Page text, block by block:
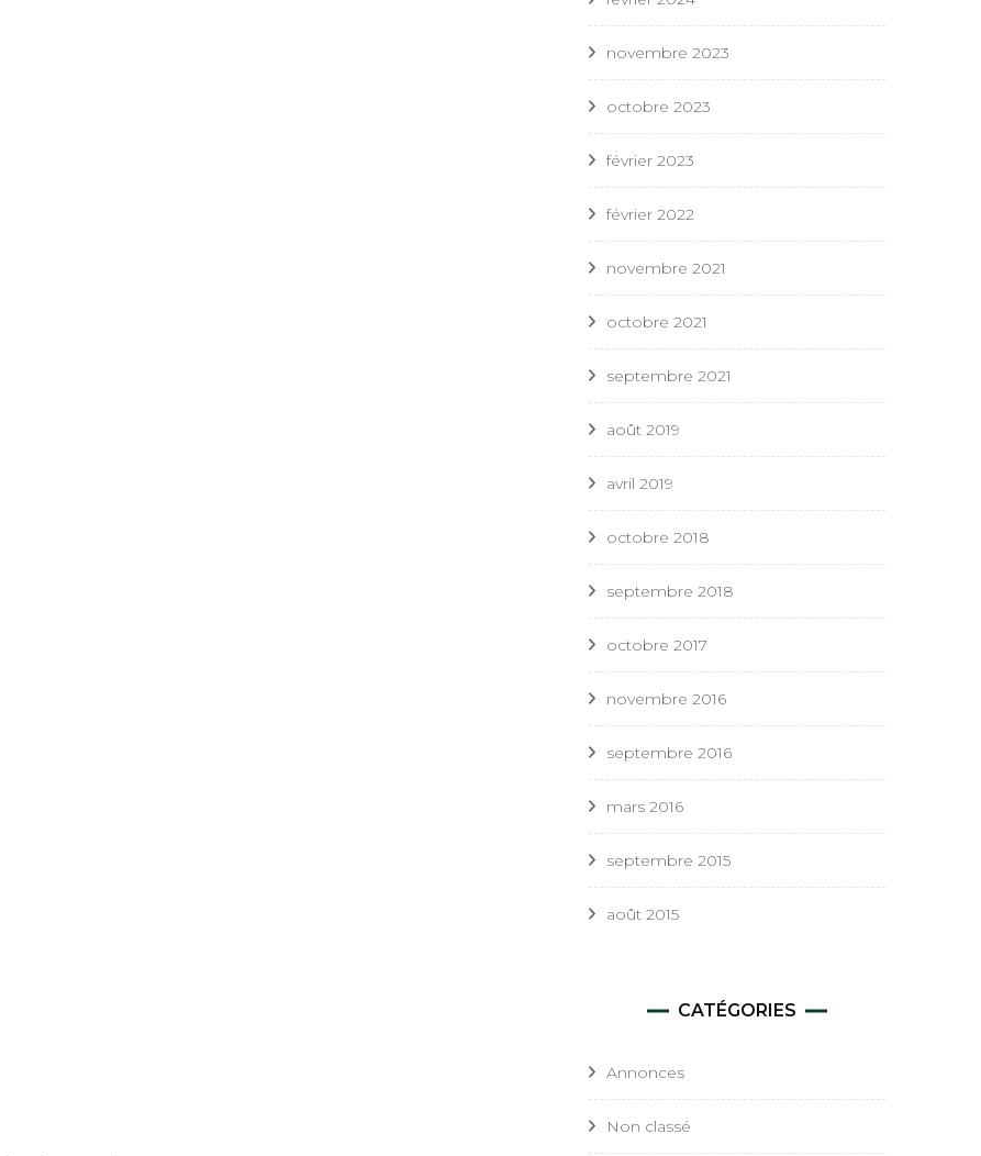
novembre 2023
octobre 2023
février 2023
février 2022
novembre 2021
octobre 2021
septembre 2021
août 2019
avril 2019
octobre 2018
septembre 2018
octobre 2017
novembre 2016
septembre 2016
mars 2016
septembre 2015
août 2015
CATÉGORIES
Annonces
Non classé